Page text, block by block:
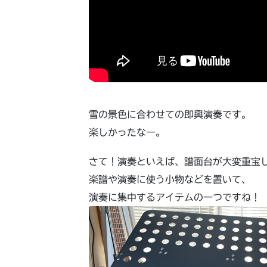
雪の景色に合わせての即興演奏です。
楽しかったなー。
さて！演奏といえば、譜面台が大変重宝
楽譜や演奏に使う小物などを置いて、
演奏に集中するアイテムの一つですね！